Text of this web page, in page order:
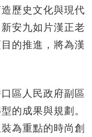
歷史文化與現代
安九如片漢正老
的推進，將為漢
區人民政府副區
的成果與規劃。
為重點的時尚創